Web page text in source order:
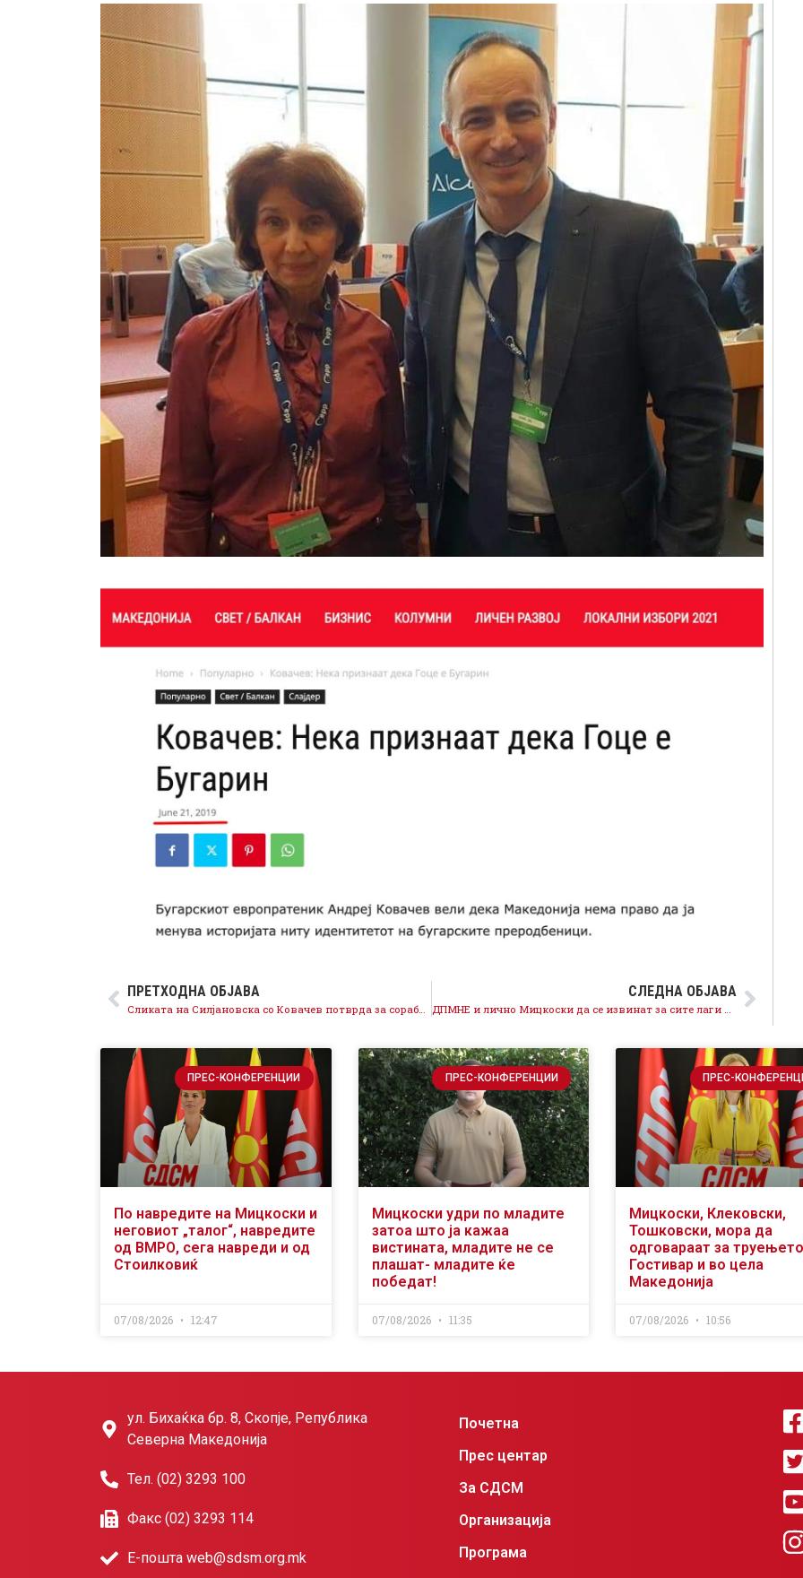
ПРЕТХОДНА ОБЈАВА
Сликата на Силјановска со Ковачев потврда за соработката на македонското и бугарското ВМРО
СЛЕДНА ОБЈАВА
ДПМНЕ и лично Мицкоски да се извинат за сите лаги за трагичниот случај со малата Вања
ПРЕС-КОНФЕРЕНЦИИ
По навредите на Мицкоски и
неговиот „талог“, навредите
од ВМРО, сега навреди и од
Стоилковиќ
07/08/2026 12:47
ПРЕС-КОНФЕРЕНЦИИ
Мицкоски удри по младите
затоа што ја кажаа
вистината, младите не се
плашат- младите ќе
победат!
07/08/2026 11:35
ПРЕС-
Мицкоски, Клековски,
Тошковски, мора да
одговараат за
Гостивар и во цела
Македонија
07/08/2026 10:56
ул. Бихаќка бр. 8, Скопје, Република
Северна Македонија
Тел. (02) 3293 100
Факс (02) 3293 114
Е-пошта web@sdsm.org.mk
Почетна
Прес центар
За СДСМ
Организација
Програма